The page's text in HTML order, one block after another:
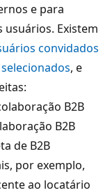
e para
usuários. Existem
convidados
, e
B2B
B2B
de B2B
por exemplo,
ao locatário